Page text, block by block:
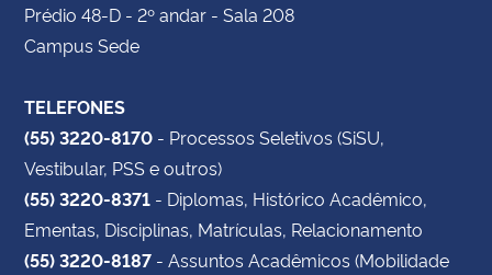
Prédio 48-D - 2º andar - Sala 208
Campus Sede
TELEFONES
(55) 3220-8170 - Processos Seletivos (SiSU,
Vestibular, PSS e outros)
(55) 3220-8371 - Diplomas, Histórico Acadêmico,
Ementas, Disciplinas, Matrículas, Relacionamento
(55) 3220-8187 - Assuntos Acadêmicos (Mobilidade